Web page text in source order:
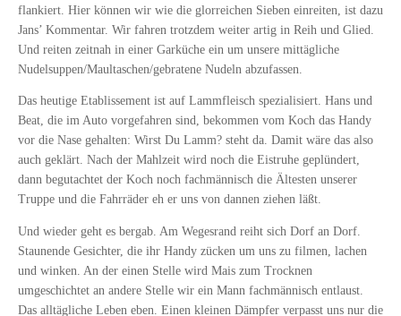
flankiert. Hier können wir wie die glorreichen Sieben einreiten, ist dazu
Jans’ Kommentar. Wir fahren trotzdem weiter artig in Reih und Glied.
Und reiten zeitnah in einer Garküche ein um unsere mittägliche
Nudelsuppen/Maultaschen/gebratene Nudeln abzufassen.
Das heutige Etablissement ist auf Lammfleisch spezialisiert. Hans und
Beat, die im Auto vorgefahren sind, bekommen vom Koch das Handy
vor die Nase gehalten: Wirst Du Lamm? steht da. Damit wäre das also
auch geklärt. Nach der Mahlzeit wird noch die Eistruhe geplündert,
dann begutachtet der Koch noch fachmännisch die Ältesten unserer
Truppe und die Fahrräder eh er uns von dannen ziehen läßt.
Und wieder geht es bergab. Am Wegesrand reiht sich Dorf an Dorf.
Staunende Gesichter, die ihr Handy zücken um uns zu filmen, lachen
und winken. An der einen Stelle wird Mais zum Trocknen
umgeschichtet an andere Stelle wir ein Mann fachmännisch entlaust.
Das alltägliche Leben eben. Einen kleinen Dämpfer verpasst uns nur die